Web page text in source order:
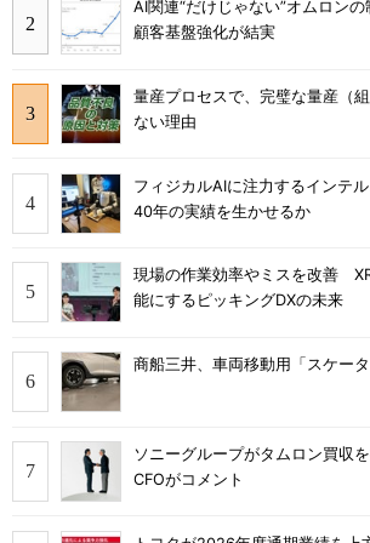
AI関連“だけじゃない”オムロン
顧客基盤強化が結実
量産プロセスで、完璧な量産（
ない理由
フィジカルAIに注力するインテ
40年の実績を生かせるか
現場の作業効率やミスを改善
能にするピッキングDXの未来
商船三井、車両移動用「スケー
ソニーグループがタムロン買収
CFOがコメント